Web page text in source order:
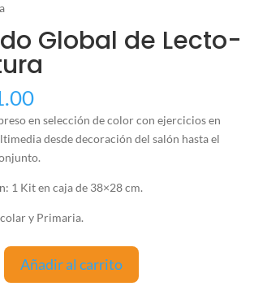
Global de Lecto-
en selección de color con ejercicios en
desde decoración del salón hasta el
1 Kit en caja de 38×28 cm.
y Primaria.
Añadir al carrito